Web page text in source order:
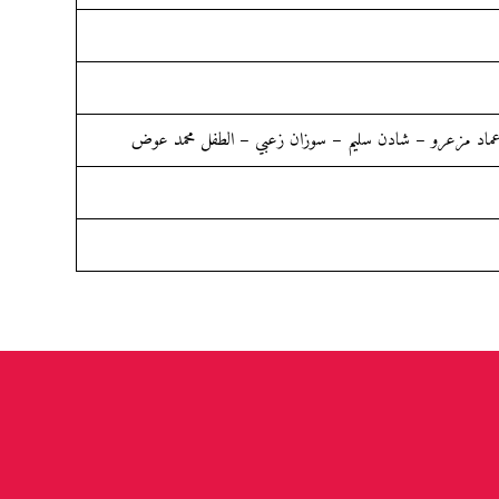
مزعرو – شادن سليم – سوزان زعبي – الطفل محمد عوض